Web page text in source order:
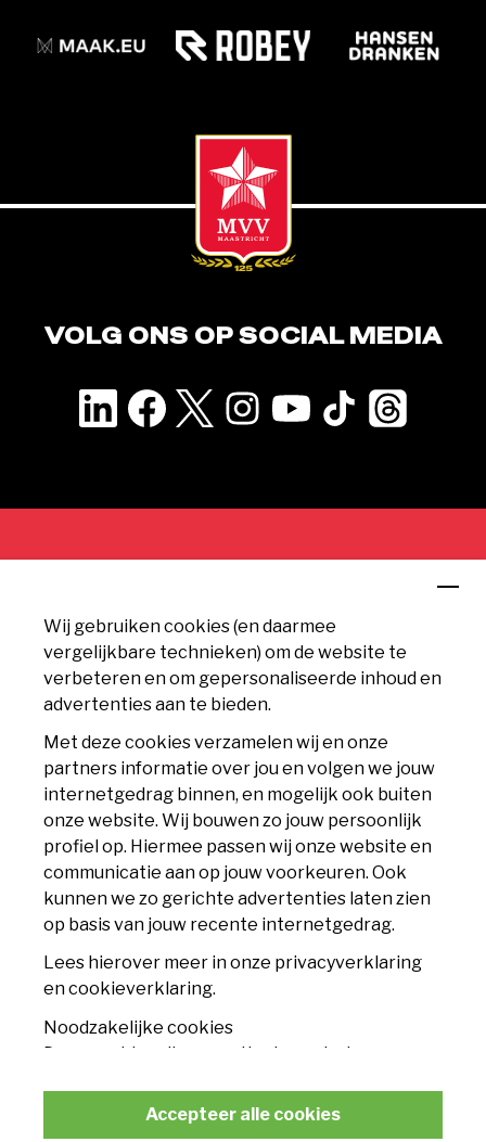
Wij gebruiken cookies (en daarmee
vergelijkbare technieken) om de website te
verbeteren en om gepersonaliseerde inhoud en
advertenties aan te bieden.
Met deze cookies verzamelen wij en onze
partners informatie over jou en volgen we jouw
internetgedrag binnen, en mogelijk ook buiten
onze website. Wij bouwen zo jouw persoonlijk
profiel op. Hiermee passen wij onze website en
communicatie aan op jouw voorkeuren. Ook
kunnen we zo gerichte advertenties laten zien
op basis van jouw recente internetgedrag.
Lees hierover meer in onze privacyverklaring
en cookieverklaring.
Noodzakelijke cookies
Deze cookies zijn essentieel voor het
conform de wet niet worden uitgeschakeld.
Accepteer alle cookies
VOLG ONS OP SOCIAL MEDIA
MVV Maastricht
Geusseltweg 11
6225 XS Maastricht
info@mvv.nl
CLUB
Accommodatie
Nieuws
Contact
TICKETS
Seizoenskaart